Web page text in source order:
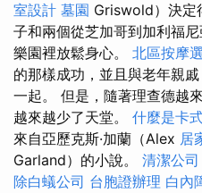
室設計 墓園 Griswold）決定
子和兩個從芝加哥到加利福
樂園裡放鬆身心。 北區按摩
的那樣成功，並且與老年親
一起。 但是，隨著理查德越
越來越少了天堂。 什麼是卡
來自亞歷克斯·加蘭（Alex 居
Garland）的小說。 清潔公司
除白蟻公司 台胞證辦理 白內